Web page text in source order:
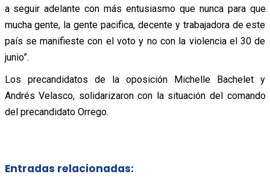
a seguir adelante con más entusiasmo que nunca para que
mucha gente, la gente pacifica, decente y trabajadora de este
país se manifieste con el voto y no con la violencia el 30 de
junio”.
Los precandidatos de la oposición Michelle Bachelet y
Andrés Velasco, solidarizaron con la situación del comando
del precandidato Orrego.
Entradas relacionadas: